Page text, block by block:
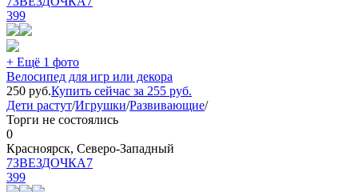
399
+ Ещё 1 фото
Велосипед для игр или декора
250 руб.Купить сейчас за 255 руб.
Дети растут/Игрушки/Развивающие/
Торги не состоялись
0
Красноярск, Северо-Западный
7ЗВЕЗДОЧКА7
399